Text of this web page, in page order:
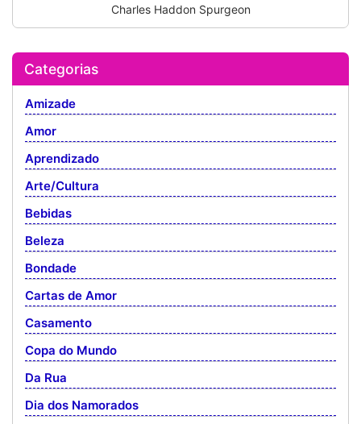
Charles Haddon Spurgeon
Categorias
Amizade
Amor
Aprendizado
Arte/Cultura
Bebidas
Beleza
Bondade
Cartas de Amor
Casamento
Copa do Mundo
Da Rua
Dia dos Namorados